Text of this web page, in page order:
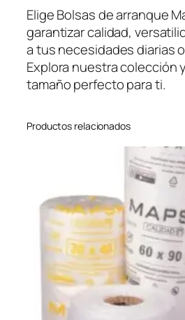
Elige Bolsas de arranque
garantizar calidad,
a tus necesidades diarias
Explora nuestra colección
tamaño perfecto para ti.
Productos relacionados